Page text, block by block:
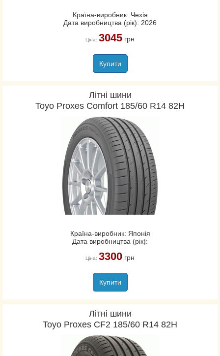
Країна-виробник: Чехія
Дата виробництва (рік): 2026
Ціна: 3045грн
Купити
Літні шини
Toyo Proxes Comfort 185/60 R14 82H
Країна-виробник: Японія
Дата виробництва (рік):
Ціна: 3300грн
Купити
Літні шини
Toyo Proxes CF2 185/60 R14 82H